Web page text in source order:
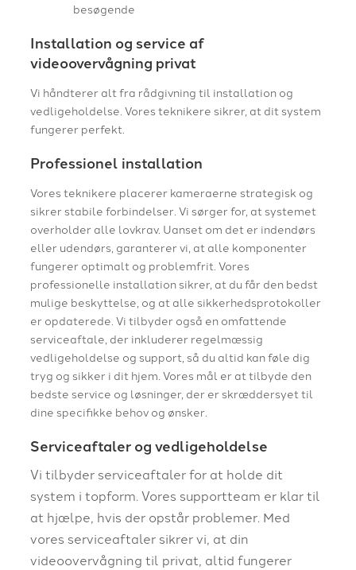
besøgende
Installation og service af
videoovervågning privat
Vi håndterer alt fra rådgivning til installation og
vedligeholdelse. Vores teknikere sikrer, at dit system
fungerer perfekt.
Professionel installation
Vores teknikere placerer kameraerne strategisk og
sikrer stabile forbindelser. Vi sørger for, at systemet
overholder alle lovkrav. Uanset om det er indendørs
eller udendørs, garanterer vi, at alle komponenter
fungerer optimalt og problemfrit. Vores
professionelle installation sikrer, at du får den bedst
mulige beskyttelse, og at alle sikkerhedsprotokoller
er opdaterede. Vi tilbyder også en omfattende
serviceaftale, der inkluderer regelmæssig
vedligeholdelse og support, så du altid kan føle dig
tryg og sikker i dit hjem. Vores mål er at tilbyde den
bedste service og løsninger, der er skræddersyet til
dine specifikke behov og ønsker.
Serviceaftaler og vedligeholdelse
Vi tilbyder serviceaftaler for at holde dit
system i topform. Vores supportteam er klar til
at hjælpe, hvis der opstår problemer. Med
vores serviceaftaler sikrer vi, at din
videoovervågning til privat, altid fungerer